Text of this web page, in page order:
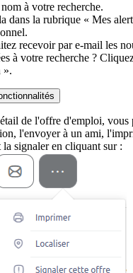
à votre recherche.
dans la rubrique « Mes
recevoir par e-mail les
à votre recherche ?
».
de l'offre d'emploi, vous
l'envoyer à un ami,
la signaler en cliquant sur :